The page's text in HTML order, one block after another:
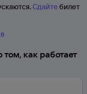
Сдайте билет
как работает